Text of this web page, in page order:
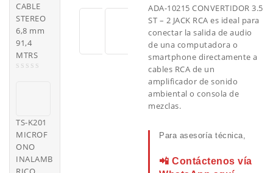
ADA-10215 CONVERTIDOR 3.5
ST – 2 JACK RCA es ideal para
conectar la salida de audio
de una computadora o
smartphone directamente a
cables RCA de un
amplificador de sonido
ambiental o consola de
mezclas.
Para asesoría técnica,
📲 Contáctenos vía
CABLE
STEREO
6,8 mm
91,4
MTRS
f
TS-K201
MICROF
ONO
INALAMB